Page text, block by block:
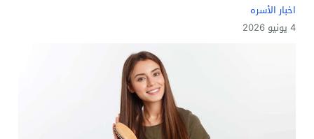
اخبار الأسره
4 يونيو 2026